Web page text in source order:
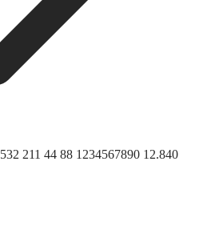
532 211 44 88 1234567890 12.840